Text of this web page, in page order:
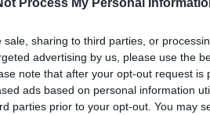
sale, sharing to third parties, or
advertising by us, please use the
note that after your opt-out request is
ads based on personal information
parties prior to your opt-out. You may